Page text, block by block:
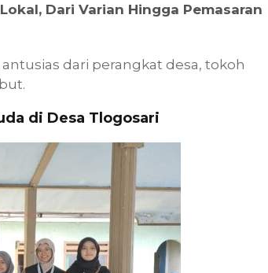
Dari Varian Hingga Pemasaran
dari perangkat desa, tokoh
di Desa Tlogosari